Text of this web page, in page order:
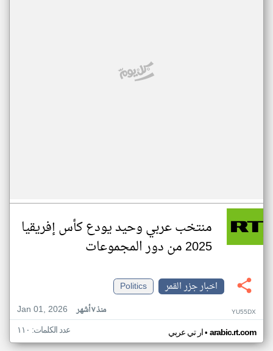
منتخب عربي وحيد يودع كأس إفريقيا
2025 من دور المجموعات
اخبار جزر القمر
Politics
Jan 01, 2026
منذ ٧ أشهر YU55DX
ار تي عربي• arabic.rt.com عدد الكلمات: ١١٠